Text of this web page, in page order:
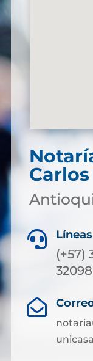
Carlos

(+57)
